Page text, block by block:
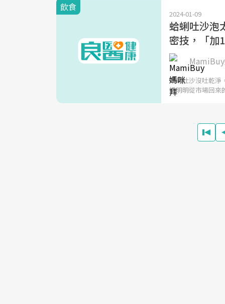
飲食
2024-01-09
蛤蜊吐沙泡
密技，「加
蛤蜊吐沙沒吐乾淨
擾明明從市場回來